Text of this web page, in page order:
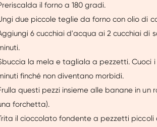
il forno a 180 gradi.
due piccole teglie da forno con olio di
6 cucchiai d'acqua ai 2 cucchiai di
la mela e tagliala a pezzetti. Cuoci
finché non diventano morbidi.
questi pezzi insieme alle banane in
forchetta).
il cioccolato fondente a pezzetti